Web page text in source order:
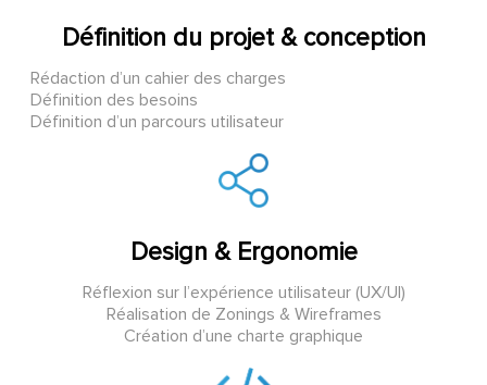
Définition du projet & conception
Rédaction d’un cahier des charges
Définition des besoins
Définition d’un parcours utilisateur
Design & Ergonomie
Réflexion sur l’expérience utilisateur (UX/UI)
Réalisation de Zonings & Wireframes
Création d’une charte graphique